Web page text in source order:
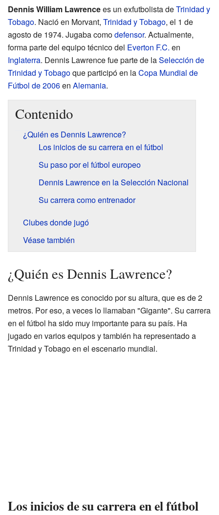
Dennis William Lawrencees un exfutbolista deTrinidad y
Tobago. Nació en Morvant, Trinidad y Tobago, el 1 de
agosto de 1974. Jugaba comodefensor. Actualmente,
forma parte del equipo técnico del Everton F.C. en
Inglaterra. Dennis Lawrence fue parte de laSelección de
Trinidad y Tobagoque participó en laCopa Mundial de
Fútbol de 2006en Alemania.
Contenido
¿Quién es Dennis Lawrence?
Los inicios de su carrera en el fútbol
Su paso por el fútbol europeo
Dennis Lawrence en la Selección Nacional
Su carrera como entrenador
Clubes donde jugó
Véase también
¿Quién es Dennis Lawrence?
Dennis Lawrence es conocido por su altura, que es de 2
metros. Por eso, a veces lo llamaban "Gigante". Su carrera
en el fútbol ha sido muy importante para su país. Ha
jugado en varios equipos y también ha representado a
Trinidad y Tobago en el escenario mundial.
Los inicios de su carrera en el fútbol